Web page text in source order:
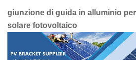
giunzione di guida in alluminio
solare fotovoltaico